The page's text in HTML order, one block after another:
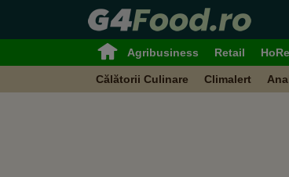
Agribusiness Retail
Călătorii Culinare Climalert